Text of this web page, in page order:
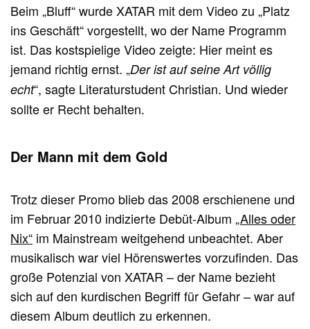
Beim „Bluff“ wurde XATAR mit dem Video zu „Platz
ins Geschäft“ vorgestellt, wo der Name Programm
ist. Das kostspielige Video zeigte: Hier meint es
jemand richtig ernst. „Der ist auf seine Art völlig
echt“, sagte Literaturstudent Christian. Und wieder
sollte er Recht behalten.
Der Mann mit dem Gold
Trotz dieser Promo blieb das 2008 erschienene und
im Februar 2010 indizierte Debüt-Album„Alles oder
Nix“ im Mainstream weitgehend unbeachtet. Aber
musikalisch war viel Hörenswertes vorzufinden. Das
große Potenzial von XATAR – der Name bezieht
sich auf den kurdischen Begriff für Gefahr – war auf
diesem Album deutlich zu erkennen.